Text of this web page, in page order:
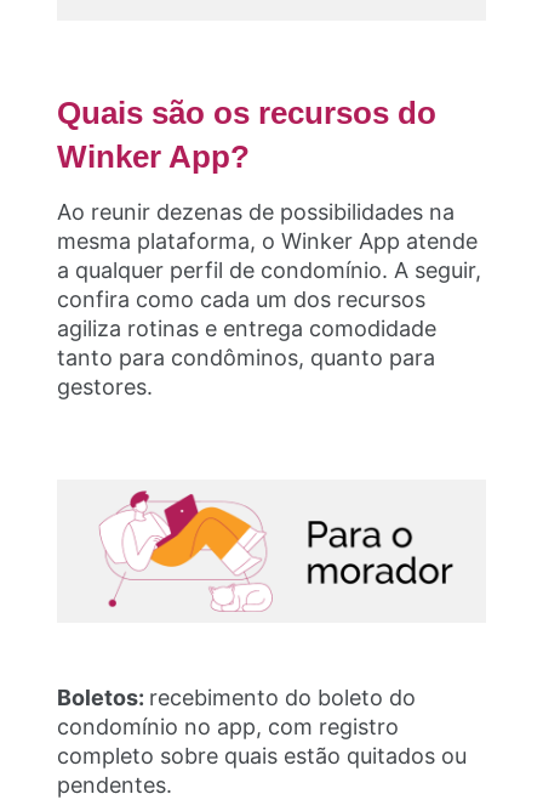
Quais são os recursos do
Winker App?
Ao reunir dezenas de possibilidades na
mesma plataforma, o Winker App atende
a qualquer perfil de condomínio. A seguir,
confira como cada um dos recursos
agiliza rotinas e entrega comodidade
tanto para condôminos, quanto para
gestores.
Boletos: recebimento do boleto do
condomínio no app, com registro
completo sobre quais estão quitados ou
pendentes.